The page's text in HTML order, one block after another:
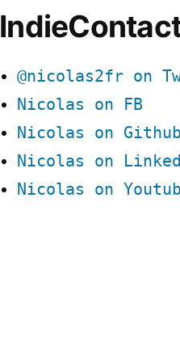
@nicolas2fr on
Nicolas on FB
Nicolas on Github
Nicolas on
Nicolas on